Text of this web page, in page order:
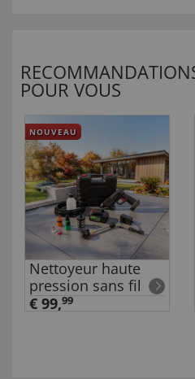
POUR VOUS
NOUVEAU
Nettoyeur haute
pression sans fil
€ 99,99